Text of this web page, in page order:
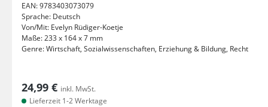
EAN:9783403073079
Sprache: Deutsch
Von/Mit: Evelyn Rüdiger-Koetje
Maße:233 x 164 x 7 mm
Genre:Wirtschaft, Sozialwissenschaften, Erziehung & Bildung, Recht
24,99 € inkl. MwSt.
Lieferzeit 1-2 Werktage